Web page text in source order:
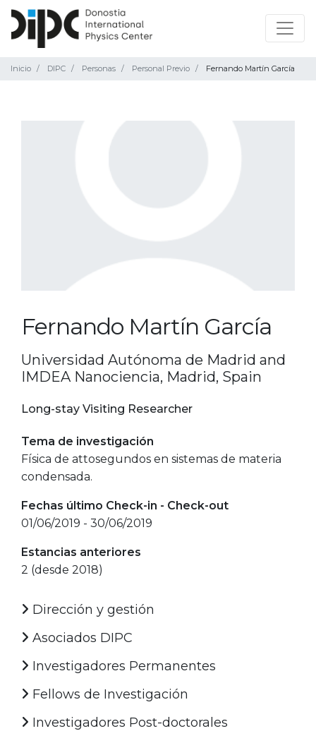
Inicio DIPC Personas Personal Previo Fernando Martín García
Fernando Martín García
Universidad Autónoma de Madrid and
IMDEA Nanociencia, Madrid, Spain
Long-stay Visiting Researcher
Tema de investigación
Física de attosegundos en sistemas de materia
condensada.
Fechas último Check-in - Check-out
01/06/2019 - 30/06/2019
Estancias anteriores
2 (desde 2018)
Dirección y gestión
Asociados DIPC
Investigadores Permanentes
Fellows de Investigación
Investigadores Post-doctorales